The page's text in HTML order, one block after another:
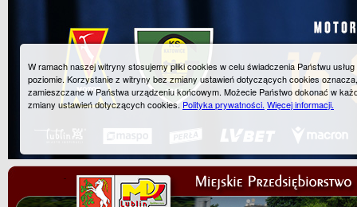
W ramach naszej witryny stosujemy pliki cookies w celu świadczenia Państwu
poziomie. Korzystanie z witryny bez zmiany ustawień dotyczących cookies
zamieszczane w Państwa urządzeniu końcowym. Możecie Państwo dokonać w
zmiany ustawień dotyczących cookies.Polityka prywatności. Więcej informacji.